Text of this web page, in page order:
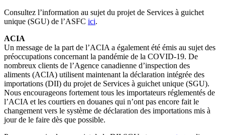
Consultez l’information au sujet du projet de Services à guichet
unique (SGU) de l’ASFC ici.
ACIA
Un message de la part de l’ACIA a également été émis au sujet des
préoccupations concernant la pandémie de la COVID-19. De
nombreux clients de l’Agence canadienne d’inspection des
aliments (ACIA) utilisent maintenant la déclaration intégrée des
importations (DII) du projet de Services à guichet unique (SGU).
Nous encourageons fortement tous les importateurs réglementés de
l’ACIA et les courtiers en douanes qui n’ont pas encore fait le
changement vers le système de déclaration des importations mis à
jour de le faire dès que possible.